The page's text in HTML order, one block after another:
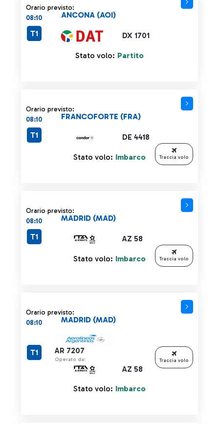
Orario previsto:
08:10
DX 1701
ANCONA (AOI)
T1
Stato volo: Partito
Orario previsto:
08:10
DE 4418
FRANCOFORTE (FRA)
T1
Stato volo: Imbarco Traccia volo
Orario previsto:
08:10
AZ 58
MADRID (MAD)
T1
Stato volo: Imbarco Traccia volo
Orario previsto:
08:10
AR 7207
Operato da:
AZ 58
MADRID (MAD)
T1
Stato volo: Imbarco
Traccia volo